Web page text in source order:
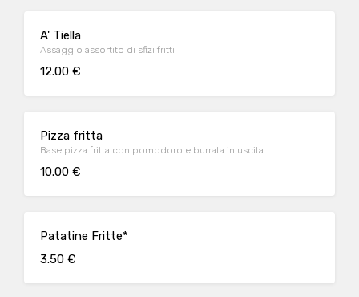
A' Tiella
Assaggio assortito di sfizi fritti
12.00 €
Pizza fritta
Base pizza fritta con pomodoro e burrata in uscita
10.00 €
Patatine Fritte*
3.50 €